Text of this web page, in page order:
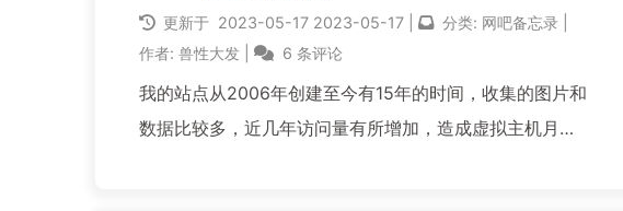
更新于 2023-05-17 2023-05-17 分类: 网吧备忘录
作者: 兽性大发 6 条评论
我的站点从2006年创建至今有15年的时间，收集的图片和
数据比较多，近几年访问量有所增加，造成虚拟主机月流